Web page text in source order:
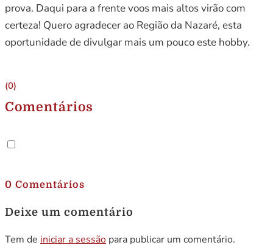
prova. Daqui para a frente voos mais altos virão com
certeza! Quero agradecer ao Região da Nazaré, esta
oportunidade de divulgar mais um pouco este hobby.
(0)
Comentários
0 Comentários
Deixe um comentário
Tem de iniciar a sessão para publicar um comentário.